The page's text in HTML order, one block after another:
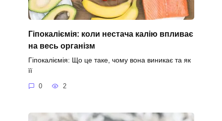
Гіпокаліємія: коли нестача калію впливає
на весь організм
Гіпокаліємія: Що це таке, чому вона виникає та як
її
0 2